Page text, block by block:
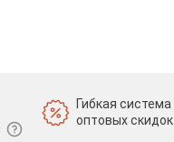
Гибкая система
оптовых скидок